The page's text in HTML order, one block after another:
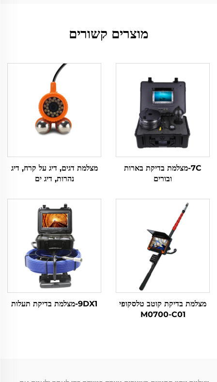
מוצרים קשורים
7C-מצלמת בדיקת בארות
ובורים
מצלמת דגים, דיג על קרח, דיג
נהרות, דיג ים
מצלמת בדיקת קוטב טלסקופי
M0700-C01
9DX1-מצלמת בדיקת תעלות